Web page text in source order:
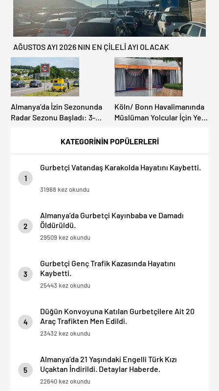
KATEGORİNİN POPÜLERLERİ
1
Gurbetçi Vatandaş Karakolda Hayatını Kaybetti.
31968 kez okundu
2
Almanya’da Gurbetçi Kayınbaba ve Damadı
Öldürüldü.
29509 kez okundu
3
Gurbetçi Genç Trafik Kazasında Hayatını
Kaybetti.
25443 kez okundu
4
Düğün Konvoyuna Katılan Gurbetçilere Ait 20
Araç Trafikten Men Edildi.
23432 kez okundu
5
Almanya’da 21 Yaşındaki Engelli Türk Kızı
Uçaktan İndirildi. Detaylar Haberde.
22640 kez okundu
AĞUSTOS AYI 2026 NIN EN ÇİLELİ AYI OLACAK
Almanya’da İzin Sezonunda
Radar Sezonu Başladı: 3-9
Denetimi Yapılacak!
Köln/ Bonn Havalimanında
Müslüman Yolcular İçin Yeni